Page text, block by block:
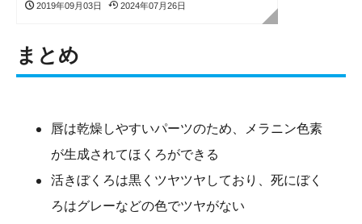
2019年09月03日 2024年07月26日
まとめ
唇は乾燥しやすいパーツのため、メラニン色素
が生成されてほくろができる
活きぼくろは黒くツヤツヤしており、死にぼく
ろはグレーなどの色でツヤがない